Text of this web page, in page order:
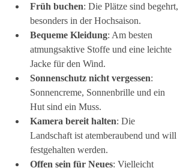
Früh buchen: Die Plätze sind begehrt,
besonders in der Hochsaison.
Bequeme Kleidung: Am besten
atmungsaktive Stoffe und eine leichte
Jacke für den Wind.
Sonnenschutz nicht vergessen:
Sonnencreme, Sonnenbrille und ein
Hut sind ein Muss.
Kamera bereit halten: Die
Landschaft ist atemberaubend und will
festgehalten werden.
Offen sein für Neues: Vielleicht